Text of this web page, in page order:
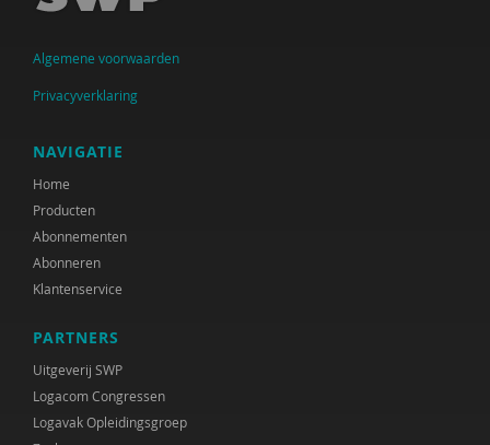
Algemene voorwaarden
Privacyverklaring
NAVIGATIE
Home
Producten
Abonnementen
Abonneren
Klantenservice
PARTNERS
Uitgeverij SWP
Logacom Congressen
Logavak Opleidingsgroep